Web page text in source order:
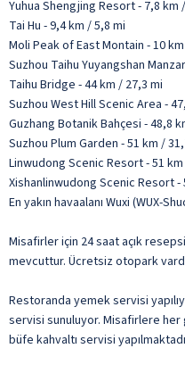
Yuhua Shengjing Resort - 7,8 km
Tai Hu - 9,4 km / 5,8 mi
Moli Peak of East Montain - 10
Suzhou Taihu Yuyangshan
Taihu Bridge - 44 km / 27,3 mi
Suzhou West Hill Scenic Area -
Guzhang Botanik Bahçesi - 48,8
Suzhou Plum Garden - 51 km /
Linwudong Scenic Resort - 51
Xishanlinwudong Scenic Resort -
En yakın havaalanı Wuxi (WUX-
Misafirler için 24 saat açık
mevcuttur. Ücretsiz otopark
Restoranda yemek servisi
servisi sunuluyor. Misafirlere her
büfe kahvaltı servisi